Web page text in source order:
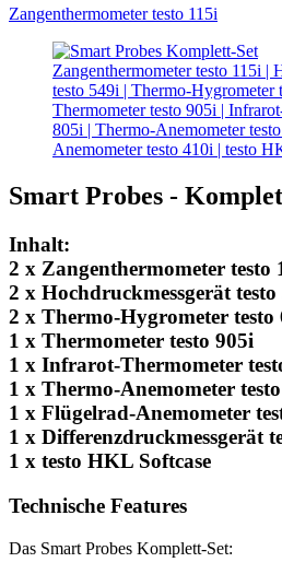
Zangenthermometer testo 115i
Zangenthermometer testo 115i |
testo 549i | Thermo-Hygrometer
Thermometer testo 905i |
805i | Thermo-Anemometer
Anemometer testo 410i | testo
Smart Probes -
Inhalt:
2 x Zangenthermometer testo
2 x Hochdruckmessgerät testo
2 x Thermo-Hygrometer testo
1 x Thermometer testo 905i
1 x Infrarot-Thermometer
1 x Thermo-Anemometer
1 x Flügelrad-Anemometer
1 x Differenzdruckmessgerät
1 x testo HKL Softcase
Technische Features
Das Smart Probes Komplett-Set: